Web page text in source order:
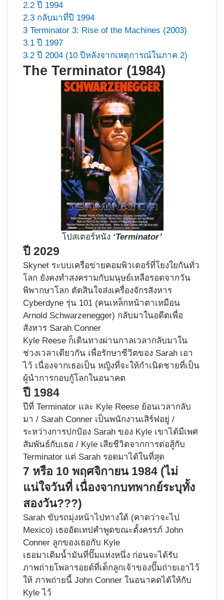
2.2 ปี 1994
2.3 กลับมาที่ปี 1994
3 Terminator 3: Rise of the Machines (2003)
3.1 ปี 1997
3.2 ปี 2004 (10 ปีหลังจากเหตุการณ์ในภาค 2)
The Terminator (1984)
โปสเตอร์หนัง ‘Terminator’
ปี 2029
Skynet ระบบเครือข่ายคอมพิวเตอร์ที่โยงใยกันทั่ว
โลก ยังคงทำสงครามกับมนุษย์เหลือรอดจากวัน
พิพากษาโลก ตัดสินใจส่งเครื่องจักรสังหาร
Cyberdyne รุ่น 101 (คนเหล็กหน้าตาเหมือน
Arnold Schwarzenegger) กลับมาในอดีตเพื่อ
สังหาร Sarah Conner
Kyle Reese ก็เดินทางผ่านกาลเวลากลับมาใน
ช่วงเวลาเดียวกัน เพื่อรักษาชีวิตของ Sarah เอา
ไว้ เนื่องจากเธอเป็น หญิงที่จะให้กำเนิดชายที่เป็น
ผู้นำการกอบกู้โลกในอนาคต
ปี 1984
ปีที่ Terminator และ Kyle Reese ย้อนเวลากลับ
มา / Sarah Conner เป็นพนักงานเสิร์ฟอยู่ /
ระหว่างการปกป้อง Sarah ของ Kyle เขาได้มีเพศ
สัมพันธ์กับเธอ / Kyle เสียชีวิตจากการต่อสู้กับ
Terminator แต่ Sarah รอดมาได้ในที่สุด
7 หรือ 10 พฤศจิกายน 1984 (ไม่
แน่ใจวันที่ เนื่องจากบทพากย์ระบุทั้ง
สองวัน???)
Sarah ขับรถมุ่งหน้าไปทางใต้ (คาดว่าจะไป
Mexico) เธออัดเทปคำพูดขณะตั้งครรภ์ John
Conner ลูกของเธอกับ Kyle
เธอมาเติมน้ำมันที่ปั๊มแห่งหนึ่ง ก่อนจะได้รับ
ภาพถ่ายโพลารอยด์ที่เด็กลูกเจ้าของปั๊มถ่ายเอาไว้
ให้ ภาพถ่ายนี้ John Conner ในอนาคตได้ให้กับ
Kyle ไว้